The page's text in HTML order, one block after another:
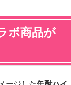
ボ商品が